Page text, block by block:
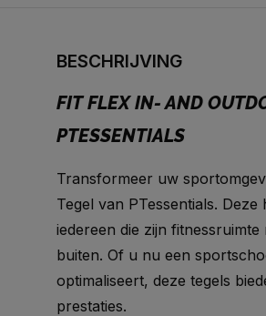
BESCHRIJVING
FIT FLEX IN- AND
PTESSENTIALS
Transformeer uw
Tegel van PTessentials.
iedereen die zijn
buiten. Of u nu een
optimaliseert, deze tegels
prestaties.